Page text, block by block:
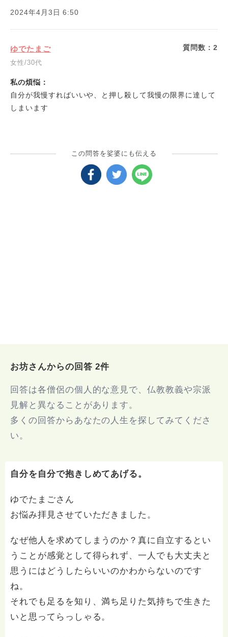
2024年4月3日 6:50
ゆでたまご
女性/30代
質問数：2
私の煩悩：
自分が我慢すればいいや、と押し殺して我慢の限界に達して
しまいます
この問答を娑婆にも伝える
お坊さんからの回答 2件
回答は各僧侶の個人的な意見で、仏教教義や宗派
見解と異なることがあります。
多くの回答からあなたの人生を探してみてくださ
い。
自分を自分で抱きしめてあげる。
ゆでたまごさん
お悩み拝見させていただきました。
なぜ他人を求めてしまうのか？真に自立するとい
うことが感覚として得られず、一人でも大丈夫と
思うにはどうしたらいいのかわからないのです
ね。
それでも足るを知り、満ち足りた気持ちで生きた
いと思ってらっしゃる。